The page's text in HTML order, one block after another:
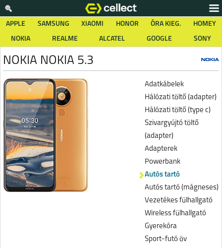
APPLE SAMSUNG XIAOMI HONOR ÓRA KIEG.
HOMEY
NOKIA
REALME ALCATEL GOOGLE SONY
NOKIA NOKIA 5.3
Adatkábelek
Hálózati töltő (adapter)
Hálózati töltő (type c)
Szivargyújtó töltő
(adapter)
Adapterek
Powerbank
Autós tartó
Autós tartó (mágneses)
Vezetékes fülhallgató
Wireless fülhallgató
Gyerekóra
Sport-futó öv